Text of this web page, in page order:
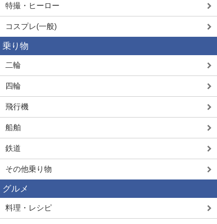
特撮・ヒーロー
コスプレ(一般)
乗り物
二輪
四輪
飛行機
船舶
鉄道
その他乗り物
グルメ
料理・レシピ